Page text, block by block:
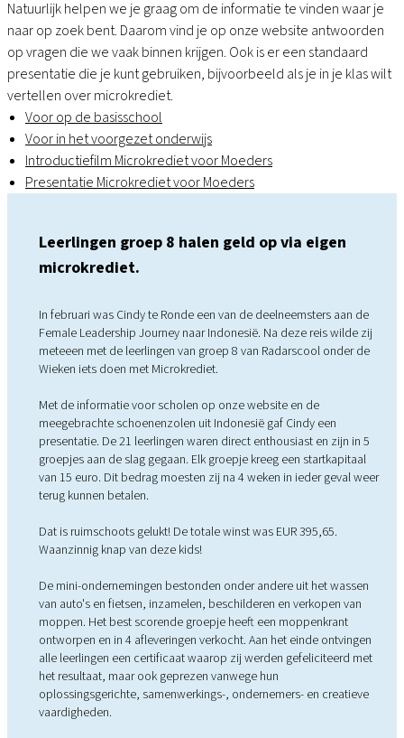
Natuurlijk helpen we je graag om de informatie te vinden waar je
naar op zoek bent. Daarom vind je op onze website antwoorden
op vragen die we vaak binnen krijgen. Ook is er een standaard
presentatie die je kunt gebruiken, bijvoorbeeld als je in je klas wilt
vertellen over microkrediet.
Voor op de basisschool
Voor in het voorgezet onderwijs
Introductiefilm Microkrediet voor Moeders
Presentatie Microkrediet voor Moeders
Leerlingen groep 8 halen geld op via eigen
microkrediet.
In februari was Cindy te Ronde een van de deelneemsters aan de
Female Leadership Journey naar Indonesië. Na deze reis wilde zij
meteeen met de leerlingen van groep 8 van Radarscool onder de
Wieken iets doen met Microkrediet.
Met de informatie voor scholen op onze website en de
meegebrachte schoenenzolen uit Indonesië gaf Cindy een
presentatie. De 21 leerlingen waren direct enthousiast en zijn in 5
groepjes aan de slag gegaan. Elk groepje kreeg een startkapitaal
van 15 euro. Dit bedrag moesten zij na 4 weken in ieder geval weer
terug kunnen betalen.
Dat is ruimschoots gelukt! De totale winst was EUR 395,65.
Waanzinnig knap van deze kids!
De mini-ondernemingen bestonden onder andere uit het wassen
van auto's en fietsen, inzamelen, beschilderen en verkopen van
moppen. Het best scorende groepje heeft een moppenkrant
ontworpen en in 4 afleveringen verkocht. Aan het einde ontvingen
alle leerlingen een certificaat waarop zij werden gefeliciteerd met
het resultaat, maar ook geprezen vanwege hun
oplossingsgerichte, samenwerkings-, ondernemers- en creatieve
vaardigheden.